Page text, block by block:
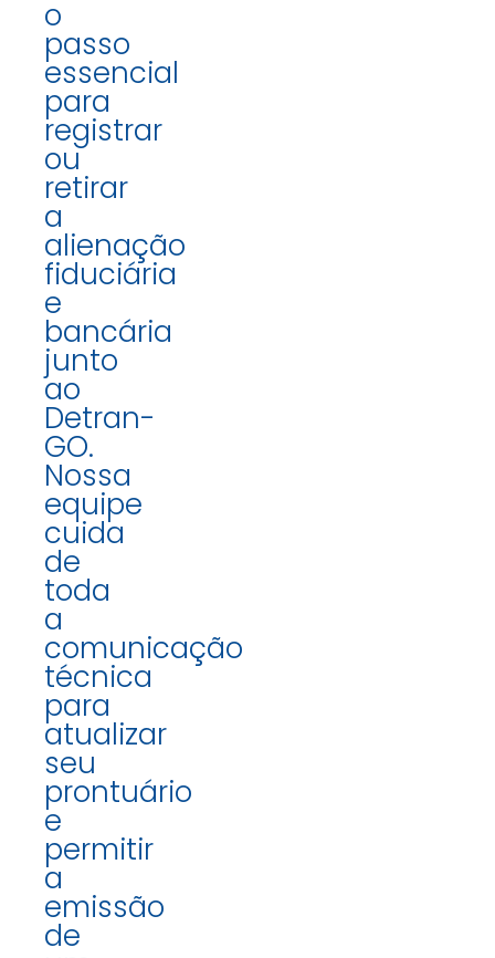
o
passo
essencial
para
registrar
ou
retirar
a
alienação
fiduciária
e
bancária
junto
ao
Detran-
GO.
Nossa
equipe
cuida
de
toda
a
comunicação
técnica
para
atualizar
seu
prontuário
e
permitir
a
emissão
de